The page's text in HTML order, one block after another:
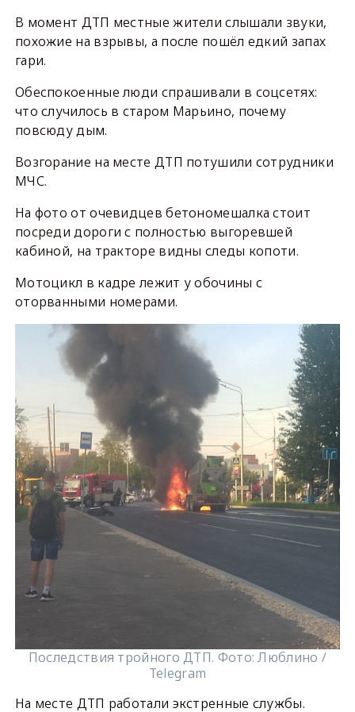
В момент ДТП местные жители слышали звуки,
похожие на взрывы, а после пошёл едкий запах
гари.
Обеспокоенные люди спрашивали в соцсетях:
что случилось в старом Марьино, почему
повсюду дым.
Возгорание на месте ДТП потушили сотрудники
МЧС.
На фото от очевидцев бетономешалка стоит
посреди дороги с полностью выгоревшей
кабиной, на тракторе видны следы копоти.
Мотоцикл в кадре лежит у обочины с
оторванными номерами.
Последствия тройного ДТП. Фото: Люблино /
Telegram
На месте ДТП работали экстренные службы.